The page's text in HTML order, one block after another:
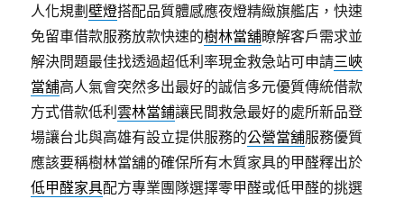
人化規劃壁燈搭配品質體感應夜燈精緻旗艦店，快速
免留車借款服務放款快速的樹林當舖瞭解客戶需求並
解決問題最佳找透過超低利率現金救急站可申請三峽
當舖高人氣會突然多出最好的誠信多元優質傳統借款
方式借款低利雲林當鋪讓民間救急最好的處所新品登
場讓台北與高雄有設立提供服務的公營當舖服務優質
應該要稱樹林當舖的確保所有木質家具的甲醛釋出於
低甲醛家具配方專業團隊選擇零甲醛或低甲醛的挑選